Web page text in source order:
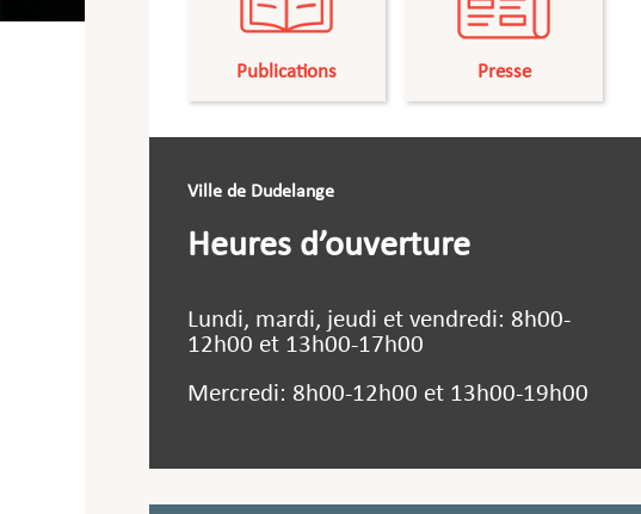
Publications Presse
Ville de Dudelange
Heures d’ouverture
Lundi, mardi, jeudi et vendredi: 8h00-
12h00 et 13h00-17h00
Mercredi: 8h00-12h00 et 13h00-19h00